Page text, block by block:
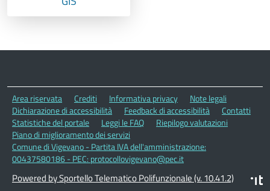
Area riservata Crediti Informativa privacy
Note legali
Dichiarazione di accessibilità
Feedback di accessibilità
Contatti
Statistiche del portale
Leggi le FAQ
Riepilogo valutazioni
Piano di miglioramento dei servizi
Comune di Vigevano - Partita IVA dell'amministrazione:
00437580186 - PEC: protocollovigevano@pec.it
Powered by Sportello Telematico Polifunzionale (v. 10.41.2)